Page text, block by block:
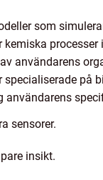
som
användarens
på
sensorer.
insikt.